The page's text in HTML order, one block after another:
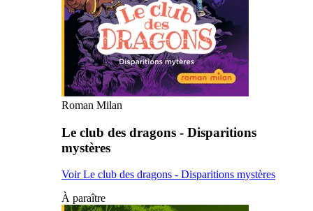
Roman Milan
Le club des dragons - Disparitions
mystères
Voir Le club des dragons - Disparitions mystères
À paraître